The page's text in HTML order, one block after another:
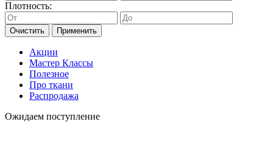
Плотность:
Очистить Применить
Акции
Мастер Классы
Полезное
Про ткани
Распродажа
Ожидаем поступление